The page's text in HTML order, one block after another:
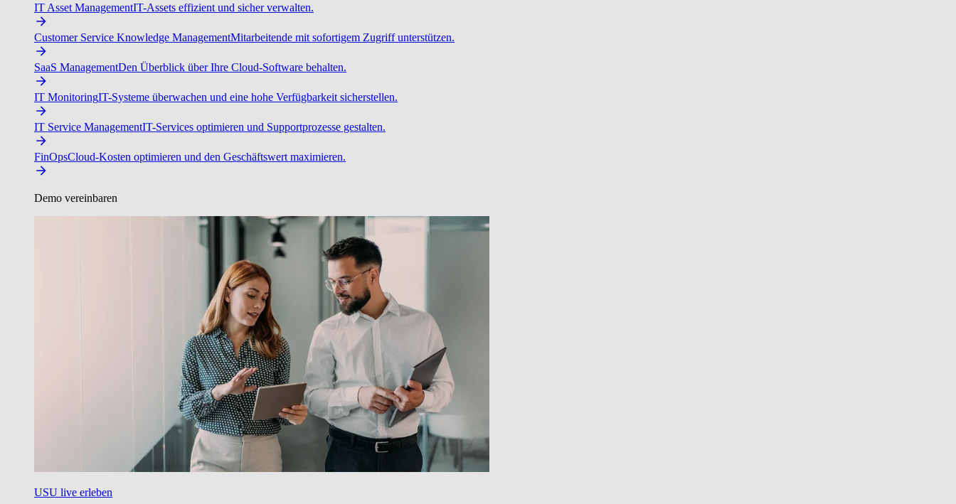
IT Asset ManagementIT-Assets effizient und sicher verwalten.
Customer Service Knowledge ManagementMitarbeitende mit sofortigem Zugriff unterstützen.
SaaS ManagementDen Überblick über Ihre Cloud-Software behalten.
IT MonitoringIT-Systeme überwachen und eine hohe Verfügbarkeit sicherstellen.
IT Service ManagementIT-Services optimieren und Supportprozesse gestalten.
FinOpsCloud-Kosten optimieren und den Geschäftswert maximieren.
Demo vereinbaren
USU live erleben